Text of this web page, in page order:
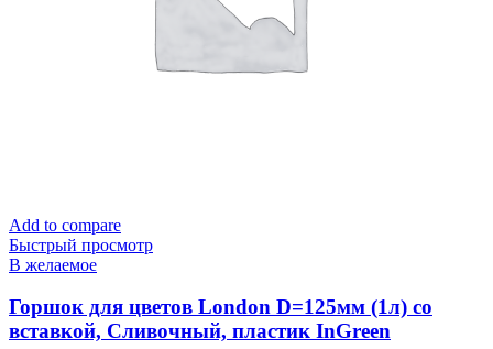
Add to compare
Быстрый просмотр
В желаемое
Горшок для цветов London D=125мм (1л) со
вставкой, Сливочный, пластик InGreen